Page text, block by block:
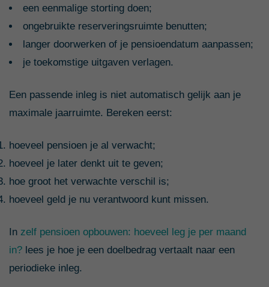
een eenmalige storting doen;
ongebruikte reserveringsruimte benutten;
langer doorwerken of je pensioendatum aanpassen;
je toekomstige uitgaven verlagen.
Een passende inleg is niet automatisch gelijk aan je
maximale jaarruimte. Bereken eerst:
hoeveel pensioen je al verwacht;
hoeveel je later denkt uit te geven;
hoe groot het verwachte verschil is;
hoeveel geld je nu verantwoord kunt missen.
In zelf pensioen opbouwen: hoeveel leg je per maand
in? lees je hoe je een doelbedrag vertaalt naar een
periodieke inleg.